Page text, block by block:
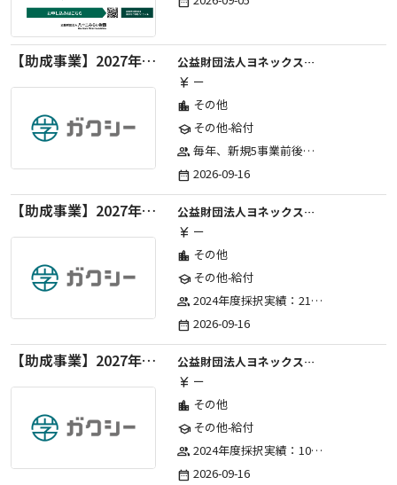
【助成事業】2027年度中学校部活動の地域展開推進に関する助成金
公益財団法人ヨネックススポーツ振興財団
currency_yen ー
location_city その他
schoolその他-給付
group 毎年、新規5事業前後への助成金交付を予定とし、初年度5事業、2年目合計10事業前後、3年目合計15事業前後、4年目以降は15事業前後にて実施する。 2025年度採択実績：5事業、2026年度採択実績：5事業
date_range 2026-09-16
【助成事業】2027年度（通年）国際交流普及事業に関する助成金
公益財団法人ヨネックススポーツ振興財団
currency_yen ー
location_city その他
schoolその他-給付
group 2024年度採択実績：21事業（前期11・後期10）、2025年度採択実績：30事業（前期15・後期15）、2026年度採択実績：40事業 ※2026年度より、前期・後期の区分を廃止し、年1回の申請受付となりました。
date_range 2026-09-16
【助成事業】2027年度（通年）ジュニアスポーツ振興に関する助成金
公益財団法人ヨネックススポーツ振興財団
currency_yen ー
location_city その他
schoolその他-給付
group 2024年度採択実績：107事業（前期45・後期62）、2025年度採択実績：103事業（前期48・後期55）、2026年度採択実績：97事業 ※2026年度より、前期・後期の区分を廃止し、年1回の申請受付となりました。
date_range 2026-09-16